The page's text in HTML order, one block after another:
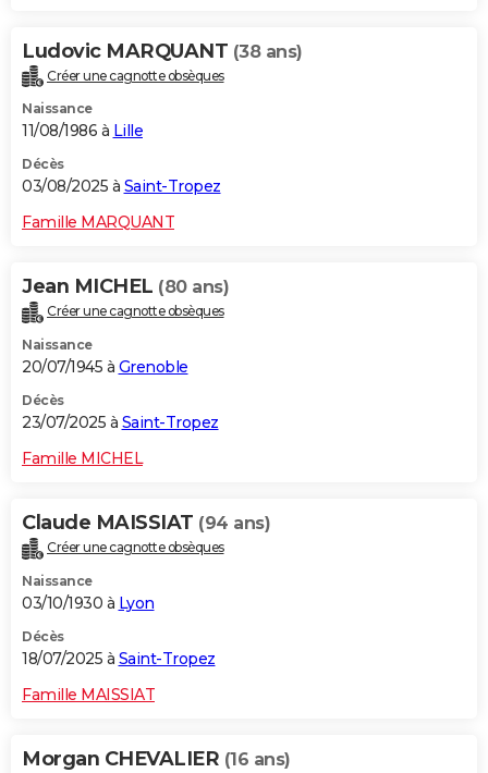
Ludovic MARQUANT (38 ans)
Créer une cagnotte obsèques
Naissance
11/08/1986 à Lille
Décès
03/08/2025 à Saint-Tropez
Famille MARQUANT
Jean MICHEL (80 ans)
Créer une cagnotte obsèques
Naissance
20/07/1945 à Grenoble
Décès
23/07/2025 à Saint-Tropez
Famille MICHEL
Claude MAISSIAT (94 ans)
Créer une cagnotte obsèques
Naissance
03/10/1930 à Lyon
Décès
18/07/2025 à Saint-Tropez
Famille MAISSIAT
Morgan CHEVALIER (16 ans)